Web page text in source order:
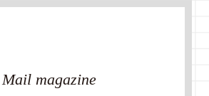
Mail magazine